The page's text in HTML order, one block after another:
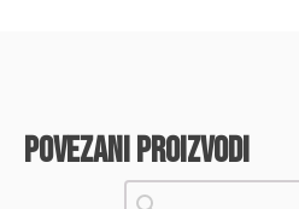
povezani proizvodi
Pretraži